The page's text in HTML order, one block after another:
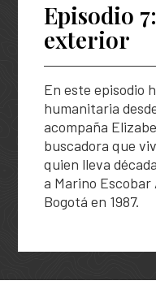
Abecé de la
Información de la
Entes y
Otras entidades
Solicitud de
Peticiones,
Preguntas
Notificaciones
Notificaciones
Banco de hojas de
Descripción general
Diagnóstico de
Presupuesto
Contacto
Rendición de
Control social
Lineamientos de
Ruta de
ASÍ BUSCAMOS
Planes
Seguimiento a los
Sistema Nacional
Pactos
Desaparecidas
Podcast
Especiales
Exposiciones
TU FECHA,
Buscar
Episodio
exterior
En este episodio
humanitaria
acompaña
buscadora que
quien lleva
a Marino
Bogotá en 1987.